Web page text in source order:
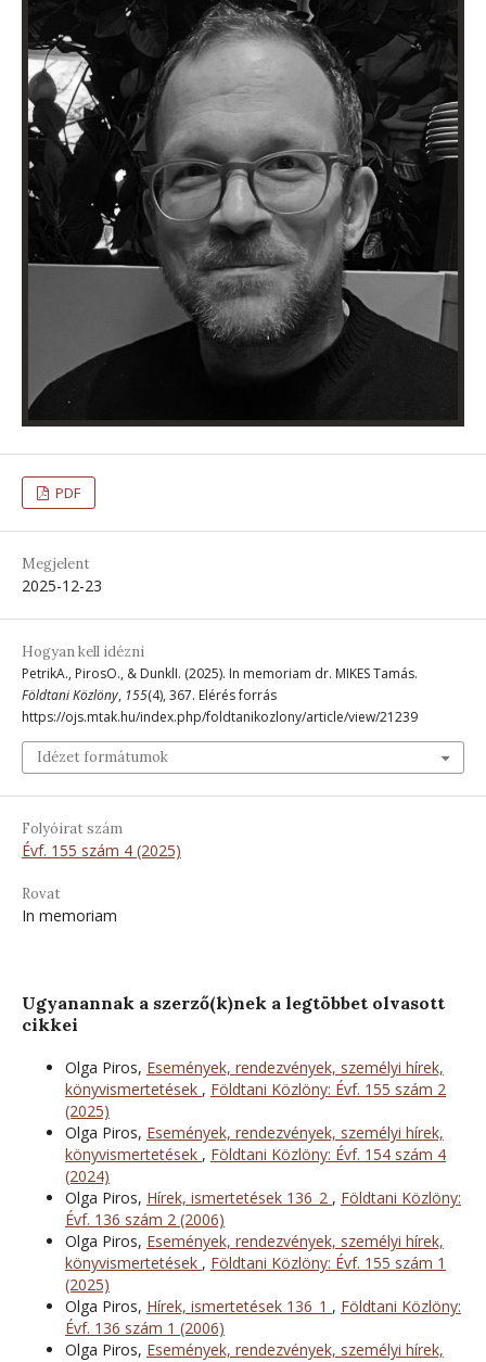
PDF
Megjelent
2025-12-23
Hogyan kell idézni
PetrikA., PirosO., & DunklI. (2025). In memoriam dr. MIKES Tamás.
Földtani Közlöny, 155(4), 367. Elérés forrás
https://ojs.mtak.hu/index.php/foldtanikozlony/article/view/21239
Idézet formátumok
Folyóirat szám
Évf. 155 szám 4 (2025)
Rovat
In memoriam
Ugyanannak a szerző(k)nek a legtöbbet olvasott
cikkei
Olga Piros, Események, rendezvények, személyi hírek,
könyvismertetések , Földtani Közlöny: Évf. 155 szám 2
(2025)
Olga Piros, Események, rendezvények, személyi hírek,
könyvismertetések , Földtani Közlöny: Évf. 154 szám 4
(2024)
Olga Piros, Hírek, ismertetések 136_2 , Földtani Közlöny:
Évf. 136 szám 2 (2006)
Olga Piros, Események, rendezvények, személyi hírek,
könyvismertetések , Földtani Közlöny: Évf. 155 szám 1
(2025)
Olga Piros, Hírek, ismertetések 136_1 , Földtani Közlöny:
Évf. 136 szám 1 (2006)
Olga Piros, Események, rendezvények, személyi hírek,